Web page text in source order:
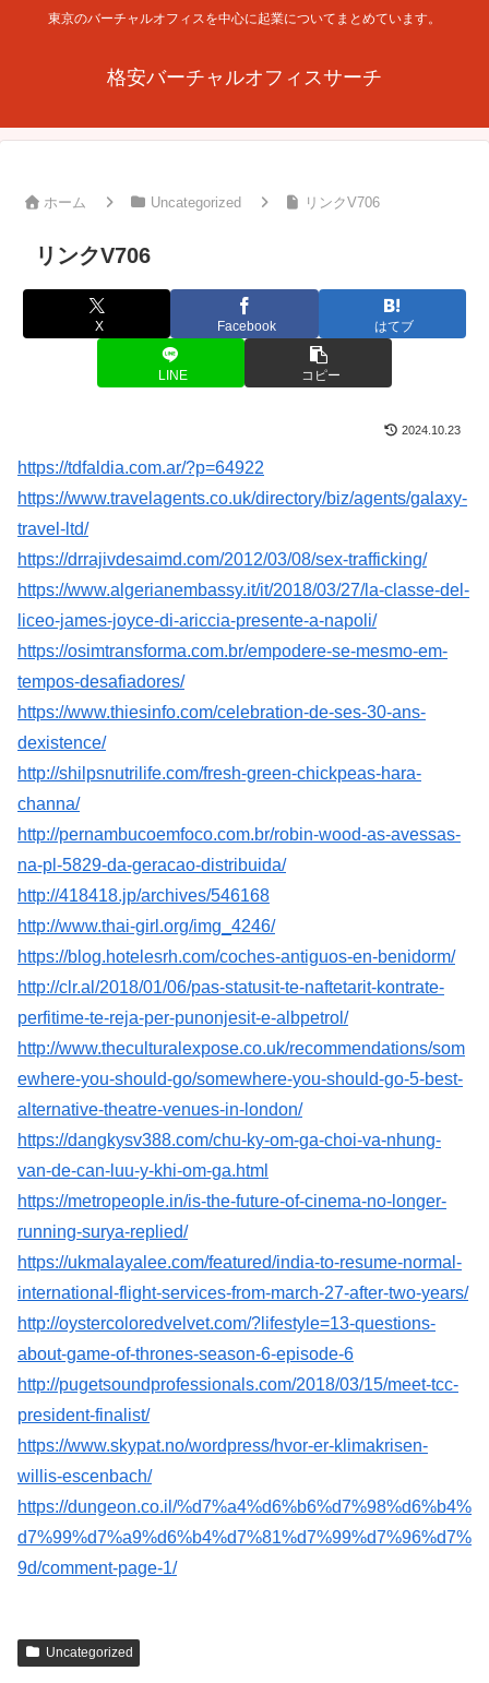
東京のバーチャルオフィスを中心に起業についてまとめています。
格安バーチャルオフィスサーチ
ホーム Uncategorized リンクV706
リンクV706
X Facebook はてブ
LINE コピー
2024.10.23
https://tdfaldia.com.ar/?p=64922
https://www.travelagents.co.uk/directory/biz/agents/galaxy-
travel-ltd/
https://drrajivdesaimd.com/2012/03/08/sex-trafficking/
https://www.algerianembassy.it/it/2018/03/27/la-classe-del-
liceo-james-joyce-di-ariccia-presente-a-napoli/
https://osimtransforma.com.br/empodere-se-mesmo-em-
tempos-desafiadores/
https://www.thiesinfo.com/celebration-de-ses-30-ans-
dexistence/
http://shilpsnutrilife.com/fresh-green-chickpeas-hara-
channa/
http://pernambucoemfoco.com.br/robin-wood-as-avessas-
na-pl-5829-da-geracao-distribuida/
http://418418.jp/archives/546168
http://www.thai-girl.org/img_4246/
https://blog.hotelesrh.com/coches-antiguos-en-benidorm/
http://clr.al/2018/01/06/pas-statusit-te-naftetarit-kontrate-
perfitime-te-reja-per-punonjesit-e-albpetrol/
http://www.theculturalexpose.co.uk/recommendations/som
ewhere-you-should-go/somewhere-you-should-go-5-best-
alternative-theatre-venues-in-london/
https://dangkysv388.com/chu-ky-om-ga-choi-va-nhung-
van-de-can-luu-y-khi-om-ga.html
https://metropeople.in/is-the-future-of-cinema-no-longer-
running-surya-replied/
https://ukmalayalee.com/featured/india-to-resume-normal-
international-flight-services-from-march-27-after-two-years/
http://oystercoloredvelvet.com/?lifestyle=13-questions-
about-game-of-thrones-season-6-episode-6
http://pugetsoundprofessionals.com/2018/03/15/meet-tcc-
president-finalist/
https://www.skypat.no/wordpress/hvor-er-klimakrisen-
willis-escenbach/
https://dungeon.co.il/%d7%a4%d6%b6%d7%98%d6%b4%
d7%99%d7%a9%d6%b4%d7%81%d7%99%d7%96%d7%
9d/comment-page-1/
Uncategorized